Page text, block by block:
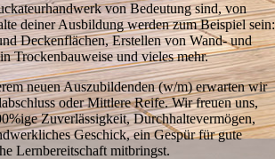
von Bedeutung sind, von
deiner Ausbildung werden zum Beispiel sein:
Deckenflächen, Erstellen von Wand- und
Trockenbauweise und vieles mehr.
neuen Auszubildenden (w/m) erwarten wir
oder Mittlere Reife. Wir freuen uns,
Zuverläs­sigkeit, Durchhaltevermögen,
Geschick, ein Gespür für gute
Lernbereitschaft mitbringst.